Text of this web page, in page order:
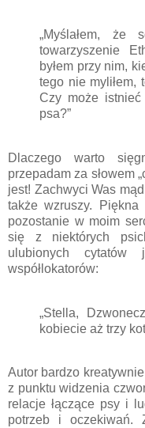
„Myślałem, że
towarzyszenie
byłem przy nim,
tego nie myliłem,
Czy może
psa?”
Dlaczego warto
przepadam za słowem
jest! Zachwyci Was
także wzruszy.
pozostanie w moim
się z niektórych
ulubionych
współlokatorów:
„Stella,
kobiecie aż trzy
Autor bardzo
z punktu widzenia
relacje łączące psy i
potrzeb i oczekiwań.